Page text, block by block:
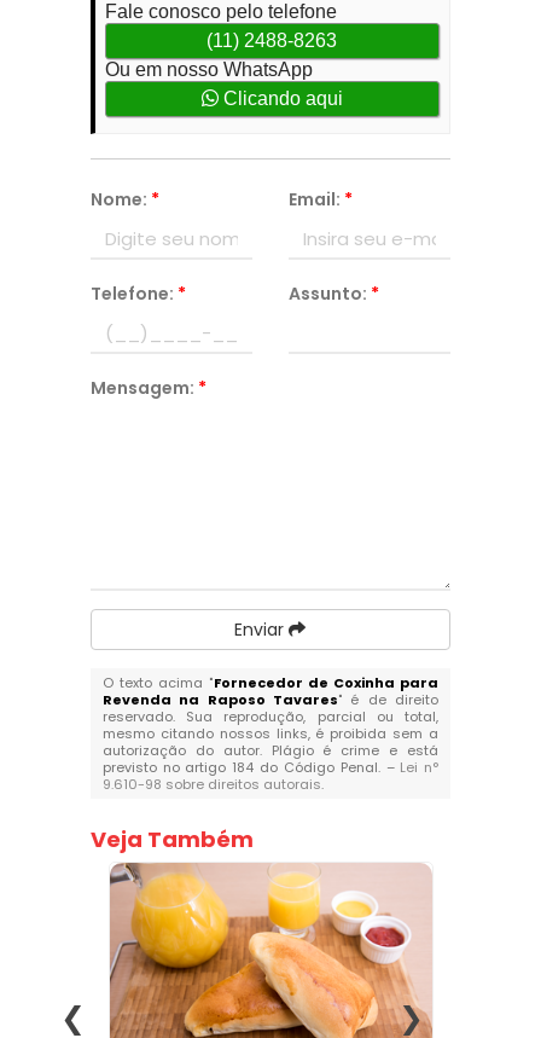
Fale conosco pelo telefone
(11) 2488-8263
Ou em nosso WhatsApp
Clicando aqui
Nome: * Email: *
Telefone: * Assunto: *
Mensagem: *
Enviar
O texto acima "Fornecedor de Coxinha para
Revenda na Raposo Tavares" é de direito
reservado. Sua reprodução, parcial ou total,
mesmo citando nossos links, é proibida sem a
autorização do autor. Plágio é crime e está
previsto no artigo 184 do Código Penal. – Lei n°
9.610-98 sobre direitos autorais.
Veja Também